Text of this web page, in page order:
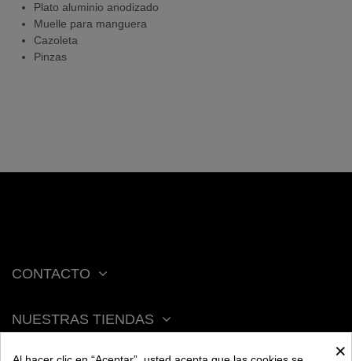
Plato aluminio anodizado
Muelle para manguera
Cazoleta
Pinzas
CONTACTO
NUESTRAS TIENDAS
×